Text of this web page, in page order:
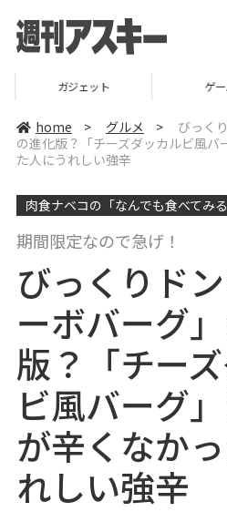
ガジェット ゲーム
home > グルメ >
びっく
の進化版？「チーズダッカルビ風バ
た人にうれしい強辛
肉食ナベコの「なんでも食べてみる
期間限定なので急げ！
びっくりド
ーボバーグ
版？「チー
ビ風バーグ
が辛くなか
れしい強辛